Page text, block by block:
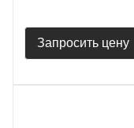
Запросить цену